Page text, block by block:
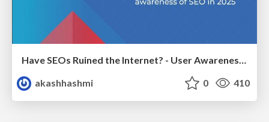
Have SEOs Ruined the Internet? - User Awareness of SEO in 2025
akashhashmi
0 410